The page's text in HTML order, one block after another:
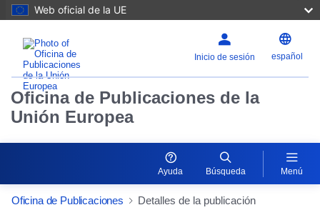
Web oficial de la UE
Inicio de sesión español
Oficina de Publicaciones de la
Unión Europea
Ayuda Búsqueda Menú
Oficina de Publicaciones Detalles de la publicación